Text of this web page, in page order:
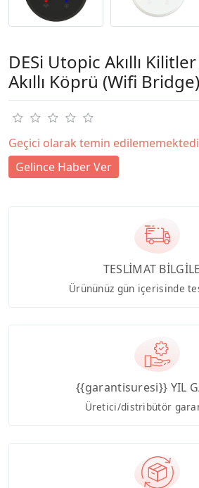
DESi Utopic Akıllı
Akıllı Köprü (Wifi Bridge)
Geçici olarak temin
Gelince Haber Ver
TESLİMAT
Ürününüz gün içerisinde
{{garantisuresi}} YIL
Üretici/distribütör